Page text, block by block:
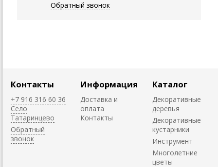
Обратный звонок
Контакты
+7 916 316 60 36
Село
Татаринцево
Обратный
звонок
Информация
Доставка и
оплата
Контакты
Каталог
Декоративные
деревья
Декоративные
кустарники
Инструмент
Многолетние
цветы